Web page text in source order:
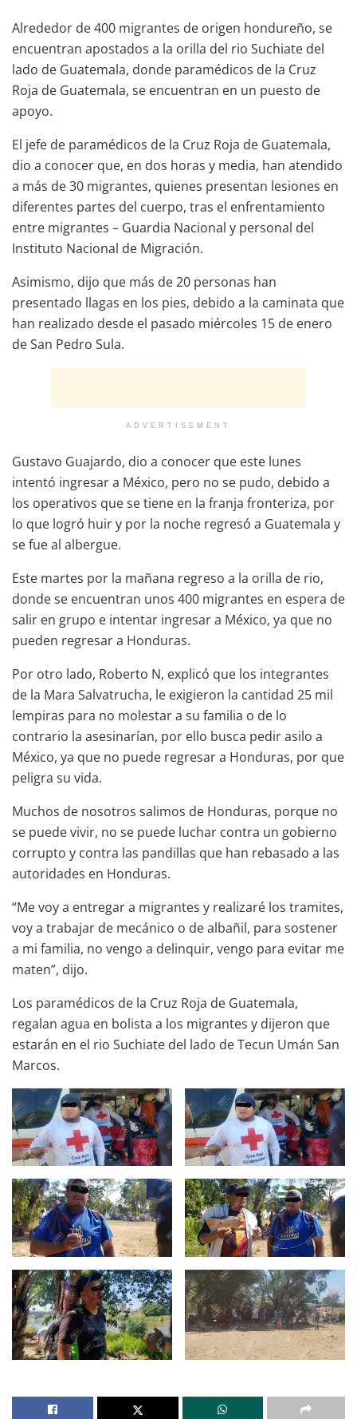
Alrededor de 400 migrantes de origen hondureño, se
encuentran apostados a la orilla del rio Suchiate del
lado de Guatemala, donde paramédicos de la Cruz
Roja de Guatemala, se encuentran en un puesto de
apoyo.
El jefe de paramédicos de la Cruz Roja de Guatemala,
dio a conocer que, en dos horas y media, han atendido
a más de 30 migrantes, quienes presentan lesiones en
diferentes partes del cuerpo, tras el enfrentamiento
entre migrantes – Guardia Nacional y personal del
Instituto Nacional de Migración.
Asimismo, dijo que más de 20 personas han
presentado llagas en los pies, debido a la caminata que
han realizado desde el pasado miércoles 15 de enero
de San Pedro Sula.
ADVERTISEMENT
Gustavo Guajardo, dio a conocer que este lunes
intentó ingresar a México, pero no se pudo, debido a
los operativos que se tiene en la franja fronteriza, por
lo que logró huir y por la noche regresó a Guatemala y
se fue al albergue.
Este martes por la mañana regreso a la orilla de rio,
donde se encuentran unos 400 migrantes en espera de
salir en grupo e intentar ingresar a México, ya que no
pueden regresar a Honduras.
Por otro lado, Roberto N, explicó que los integrantes
de la Mara Salvatrucha, le exigieron la cantidad 25 mil
lempiras para no molestar a su familia o de lo
contrario la asesinarían, por ello busca pedir asilo a
México, ya que no puede regresar a Honduras, por que
peligra su vida.
Muchos de nosotros salimos de Honduras, porque no
se puede vivir, no se puede luchar contra un gobierno
corrupto y contra las pandillas que han rebasado a las
autoridades en Honduras.
“Me voy a entregar a migrantes y realizaré los tramites,
voy a trabajar de mecánico o de albañil, para sostener
a mi familia, no vengo a delinquir, vengo para evitar me
maten”, dijo.
Los paramédicos de la Cruz Roja de Guatemala,
regalan agua en bolista a los migrantes y dijeron que
estarán en el rio Suchiate del lado de Tecun Umán San
Marcos.